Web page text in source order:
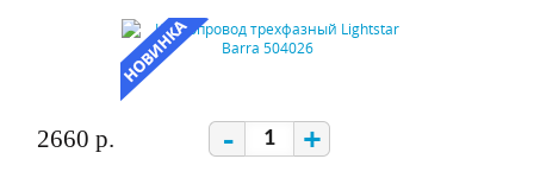
2660 р. - +